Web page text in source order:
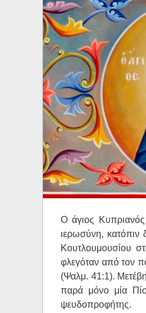
Ορθόδοξη οικογένεια
Ορθόδοξο προσκυνητάριο
Σκέψεις-προβληματισμοί
Ο άγιος
ιερωσύνη, κατόπιν
Κουτλουμουσίου
φλεγόταν από τον
(Ψαλμ. 41:1). Μετέβη
παρά μόνο μία
ψευδοπροφήτης.